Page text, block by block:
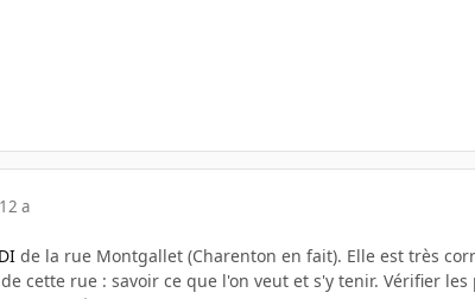
12 a
de la rue Montgallet (Charenton en fait). Elle est très
cette rue : savoir ce que l'on veut et s'y tenir. Vérifier